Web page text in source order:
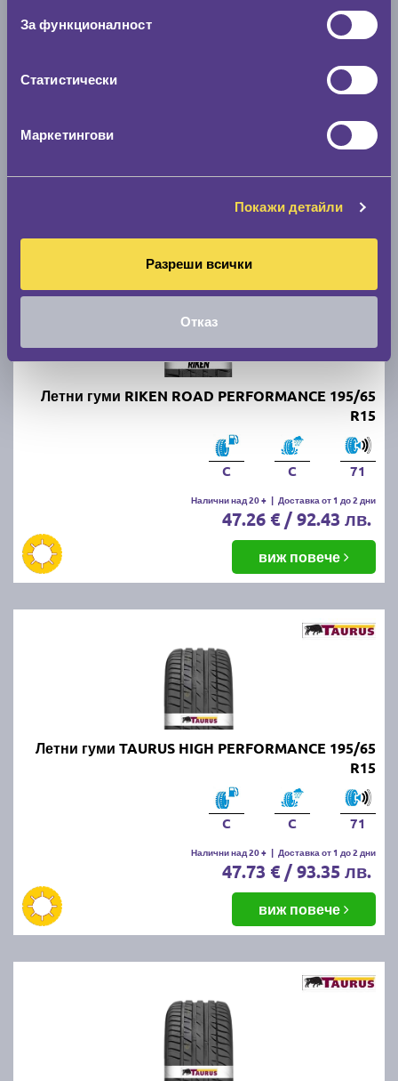
За функционалност
Статистически
Маркетингови
Покажи детайли
Разреши всички
Отказ
Летни гуми RIKEN ROAD PERFORMANCE 195/65
R15
71
Доставка от 1 до 2 дни
виж повече
Летни гуми RIKEN ROAD PERFORMANCE 195/65
R15
C C 71
Налични над 20 + | Доставка от 1 до 2 дни
47.26 € / 92.43 лв.
виж повече
Летни гуми TAURUS HIGH PERFORMANCE 195/65
R15
C C 71
Налични над 20 + | Доставка от 1 до 2 дни
47.73 € / 93.35 лв.
виж повече